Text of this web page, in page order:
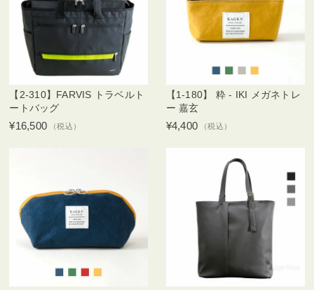
【2-310】FARVIS トラベルト
ートバッグ
¥16,500 （税込）
【1-180】 粋 - IKI メガネトレ
ー 嘉玄
¥4,400 （税込）